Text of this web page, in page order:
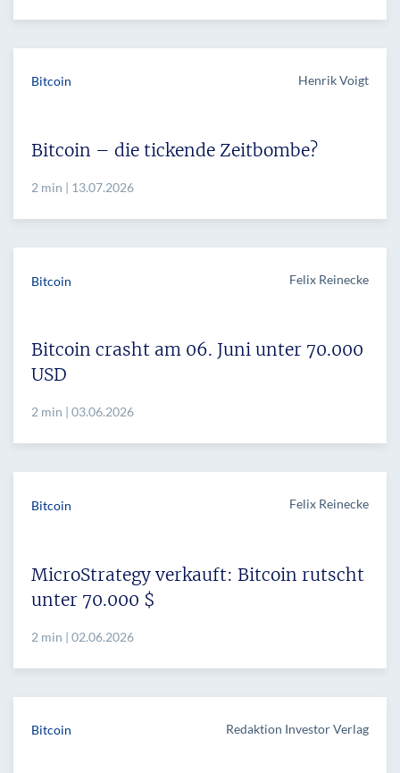
Bitcoin Henrik Voigt
Bitcoin – die tickende Zeitbombe?
2 min | 13.07.2026
Bitcoin Felix Reinecke
Bitcoin crasht am 06. Juni unter 70.000
USD
2 min | 03.06.2026
Bitcoin Felix Reinecke
MicroStrategy verkauft: Bitcoin rutscht
unter 70.000 $
2 min | 02.06.2026
Bitcoin Redaktion Investor Verlag